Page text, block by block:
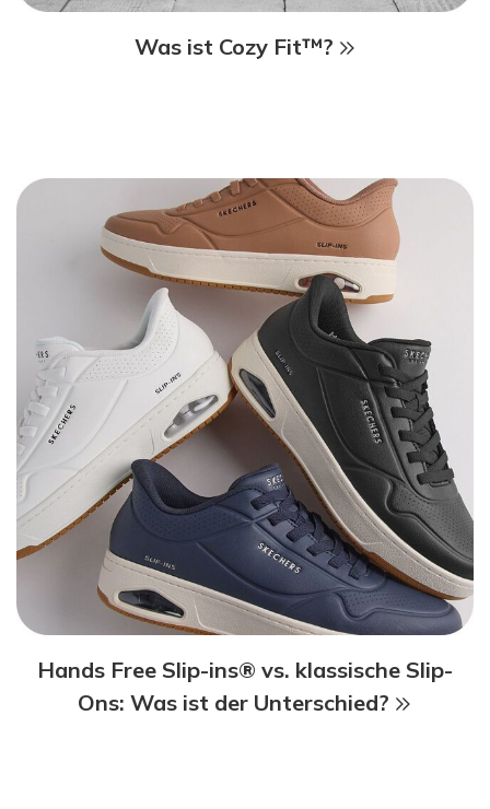
Was ist Cozy Fit™?
Hands Free Slip-ins® vs. klassische Slip-
Ons: Was ist der Unterschied?